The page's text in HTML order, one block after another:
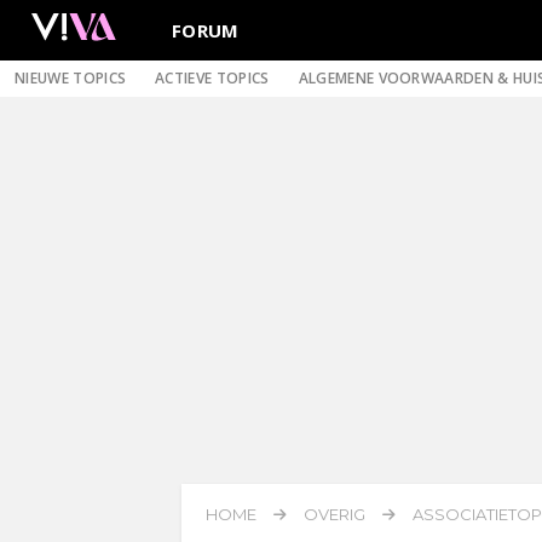
FORUM
NIEUWE TOPICS ACTIEVE TOPICS ALGEMENE VOORWAARDEN &
HOME OVERIG